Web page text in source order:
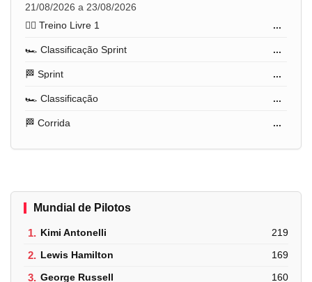
21/08/2026 a 23/08/2026
🏋️‍♂️ Treino Livre 1
...
🏎️ Classificação Sprint ...
🏁 Sprint ...
🏎️ Classificação ...
🏁 Corrida ...
Mundial de Pilotos
1. Kimi Antonelli 219
2. Lewis Hamilton 169
3. George Russell 160